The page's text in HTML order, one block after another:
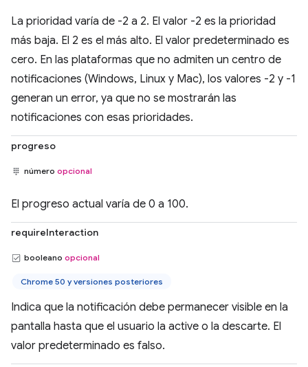
La prioridad varía de -2 a 2. El valor -2 es la prioridad
más baja. El 2 es el más alto. El valor predeterminado es
cero. En las plataformas que no admiten un centro de
notificaciones (Windows, Linux y Mac), los valores -2 y -1
generan un error, ya que no se mostrarán las
notificaciones con esas prioridades.
progreso
número opcional
El progreso actual varía de 0 a 100.
requireInteraction
booleano opcional
Chrome 50 y versiones posteriores
Indica que la notificación debe permanecer visible en la
pantalla hasta que el usuario la active o la descarte. El
valor predeterminado es falso.